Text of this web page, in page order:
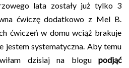
lata zostały już tylko 3
ćwiczę dodatkowo z Mel B.
ćwiczeń w domu wciąż brakuje
jestem systematyczna. Aby temu
dzisiaj na blogupodjąć